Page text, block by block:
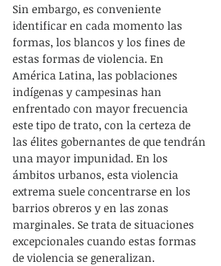
Sin embargo, es conveniente
identificar en cada momento las
formas, los blancos y los fines de
estas formas de violencia. En
América Latina, las poblaciones
indígenas y campesinas han
enfrentado con mayor frecuencia
este tipo de trato, con la certeza de
las élites gobernantes de que tendrán
una mayor impunidad. En los
ámbitos urbanos, esta violencia
extrema suele concentrarse en los
barrios obreros y en las zonas
marginales. Se trata de situaciones
excepcionales cuando estas formas
de violencia se generalizan.